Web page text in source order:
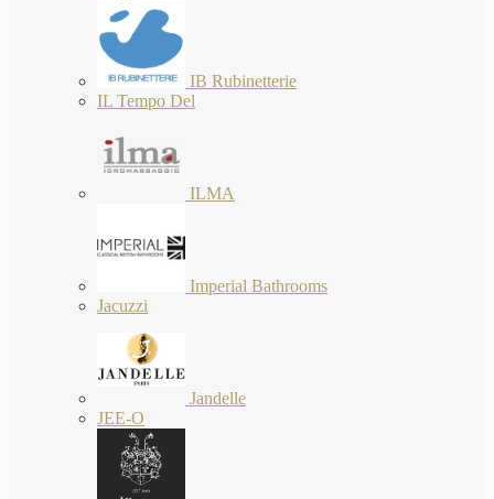
IB Rubinetterie
IL Tempo Del
ILMA
Imperial Bathrooms
Jacuzzi
Jandelle
JEE-O